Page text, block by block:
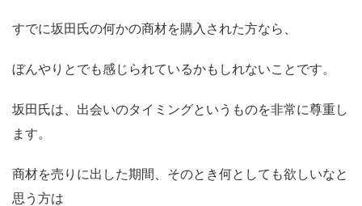
すでに坂田氏の何かの商材を購入された方なら、
ぼんやりとでも感じられているかもしれないことです。
坂田氏は、出会いのタイミングというものを非常に尊重し
ます。
商材を売りに出した期間、そのとき何としても欲しいなと
思う方は